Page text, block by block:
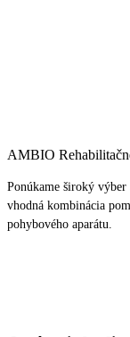
AMBIO
Ponúkame široký
vhodná kombinácia
pohybového aparátu.